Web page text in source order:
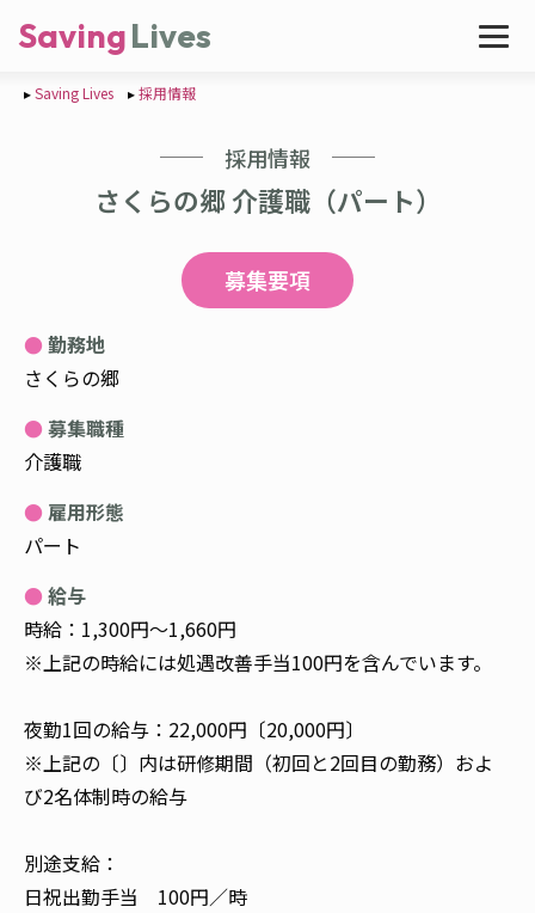
SavingLives
Saving Lives 採用情報
採用情報
さくらの郷 介護職（パート）
募集要項
勤務地
さくらの郷
募集職種
介護職
雇用形態
パート
給与
時給：1,300円～1,660円
※上記の時給には処遇改善手当100円を含んでいます。
夜勤1回の給与：22,000円〔20,000円〕
※上記の〔〕内は研修期間（初回と2回目の勤務）およ
び2名体制時の給与
別途支給：
日祝出勤手当 100円／時